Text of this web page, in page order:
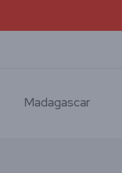
Madagascar